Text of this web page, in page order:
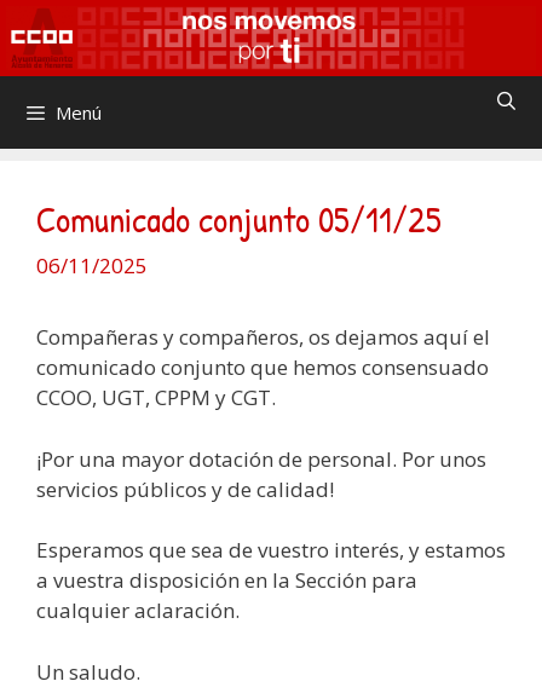
Saltar
al
contenido
Menú
Comunicado conjunto 05/11/25
06/11/2025
Compañeras y compañeros, os dejamos aquí el
comunicado conjunto que hemos consensuado
CCOO, UGT, CPPM y CGT.
¡Por una mayor dotación de personal. Por unos
servicios públicos y de calidad!
Esperamos que sea de vuestro interés, y estamos
a vuestra disposición en la Sección para
cualquier aclaración.
Un saludo.